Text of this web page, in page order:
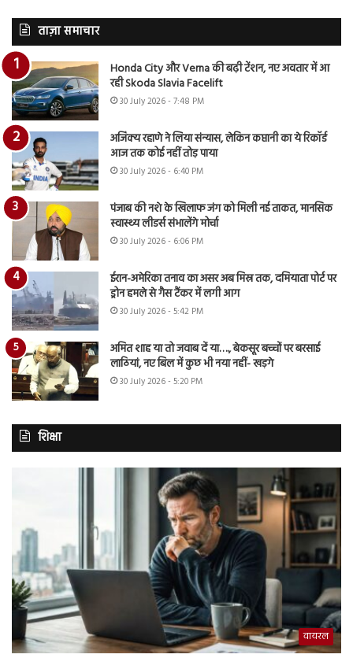
ताज़ा समाचार
Honda City और Verna की बढ़ी टेंशन, नए अवतार में आ
रही Skoda Slavia Facelift
30 July 2026 - 7:48 PM
अजिंक्य रहाणे ने लिया संन्यास, लेकिन कप्तानी का ये रिकॉर्ड
आज तक कोई नहीं तोड़ पाया
30 July 2026 - 6:40 PM
पंजाब की नशे के खिलाफ जंग को मिली नई ताकत, मानसिक
स्वास्थ्य लीडर्स संभालेंगे मोर्चा
30 July 2026 - 6:06 PM
ईरान-अमेरिका तनाव का असर अब मिस्र तक, दमियाता पोर्ट पर
ड्रोन हमले से गैस टैंकर में लगी आग
30 July 2026 - 5:42 PM
अमित शाह या तो जवाब दें या…., बेकसूर बच्चों पर बरसाई
लाठियां, नए बिल में कुछ भी नया नहीं- खड़गे
30 July 2026 - 5:20 PM
शिक्षा
वायरल